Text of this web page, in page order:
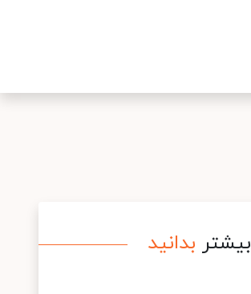
بیشتر بدانید